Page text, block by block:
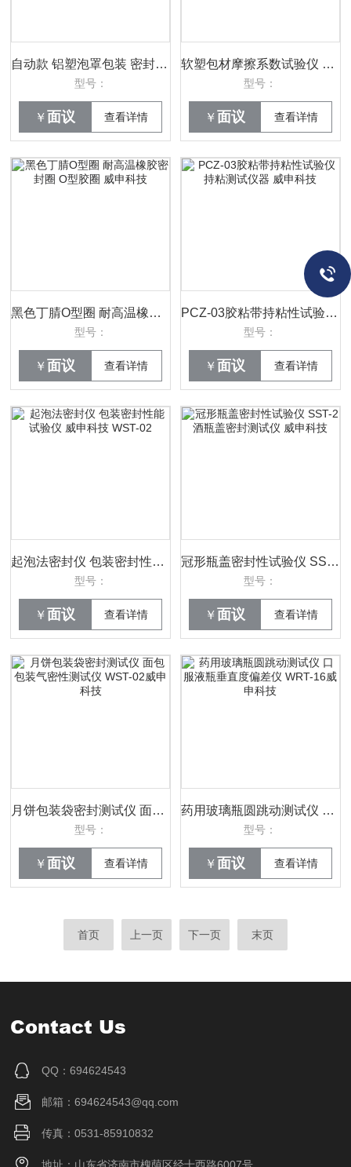
自动款 铝塑泡罩包装 密封测试仪 威申科技 WST-02
型号：
￥ 面议 查看详情
软塑包材摩擦系数试验仪 编织袋动静摩擦系数仪 WCF-03威申科技
型号：
￥ 面议 查看详情
黑色丁腈O型圈 耐高温橡胶密封圈 O型胶圈 威申科技
型号：
￥ 面议 查看详情
PCZ-03胶粘带持粘性试验仪 持粘测试仪器 威申科技
型号：
￥ 面议 查看详情
起泡法密封仪 包装密封性能试验仪 威申科技 WST-02
型号：
￥ 面议 查看详情
冠形瓶盖密封性试验仪 SST-2酒瓶盖密封测试仪 威申科技
型号：
￥ 面议 查看详情
月饼包装袋密封测试仪 面包包装气密性测试仪 WST-02威申科技
型号：
￥ 面议 查看详情
药用玻璃瓶圆跳动测试仪 口服液瓶垂直度偏差仪 WRT-16威申科技
型号：
￥ 面议 查看详情
首页 上一页 下一页 末页
Contact Us
QQ：694624543
邮箱：694624543@qq.com
传真：0531-85910832